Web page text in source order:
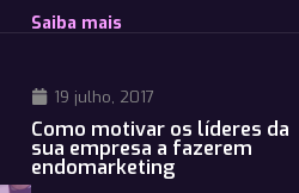
Saiba mais
19 julho, 2017
Como motivar os líderes da
sua empresa a fazerem
endomarketing